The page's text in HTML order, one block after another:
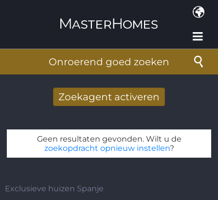
Onroerend goed zoeken
Zoekagent activeren
E-mailadres*
Geen resultaten gevonden. Wilt u de
zoekopdracht opnieuw instellen?
Exclusieve huizen Spanje